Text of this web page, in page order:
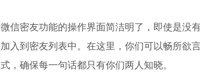
微信密友功能的操作界面简洁明了，即使是没
加入到密友列表中。在这里，你们可以畅所欲
式，确保每一句话都只有你们两人知晓。